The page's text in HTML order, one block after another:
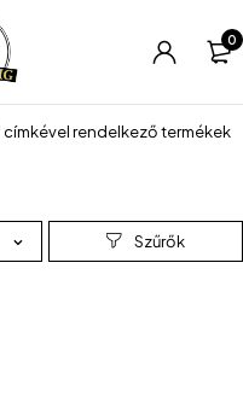
0
címkével rendelkező termékek